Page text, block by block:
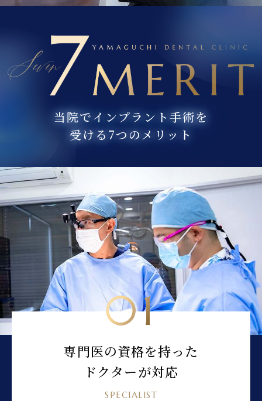
当院でインプラント手術を
受ける7つのメリット
01
専門医の資格を持った
ドクターが対応
SPECIALIST